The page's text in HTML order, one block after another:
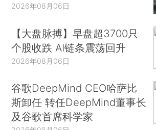
2026年08月06日
【大盘脉搏】早盘超3700只
个股收跌 AI链条震荡回升
2026年08月06日
谷歌DeepMind CEO哈萨比
斯卸任 转任DeepMind董事长
及谷歌首席科学家